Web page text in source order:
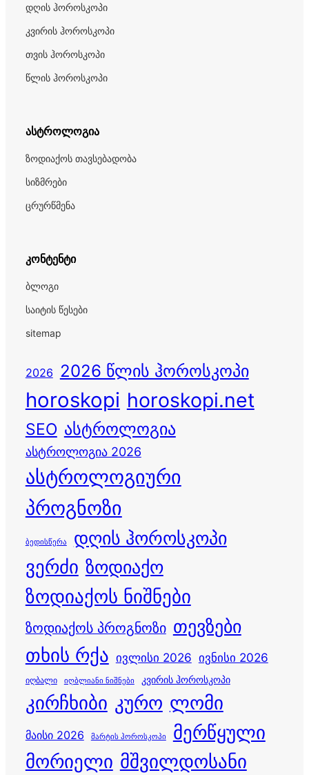
დღის ჰოროსკოპი
კვირის ჰოროსკოპი
თვის ჰოროსკოპი
წლის ჰოროსკოპი
ასტროლოგია
ზოდიაქოს თავსებადობა
სიზმრები
ცრურწმენა
კონტენტი
ბლოგი
საიტის წესები
sitemap
2026 2026 წლის ჰოროსკოპი
horoskopi horoskopi.net
SEO ასტროლოგია
ასტროლოგია 2026
ასტროლოგიური
პროგნოზი
ბედისწერა დღის ჰოროსკოპი
ვერძი ზოდიაქო
ზოდიაქოს ნიშნები
ზოდიაქოს პროგნოზი თევზები
თხის რქა ივლისი 2026 ივნისი 2026
იღბალი იღბლიანი ნიშნები კვირის ჰოროსკოპი
კირჩხიბი კურო ლომი
მაისი 2026 მარტის ჰოროსკოპი მერწყული
მორიელი მშვილდოსანი